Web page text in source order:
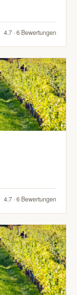
4.7 · 6 Bewertungen
4.7 · 6 Bewertungen